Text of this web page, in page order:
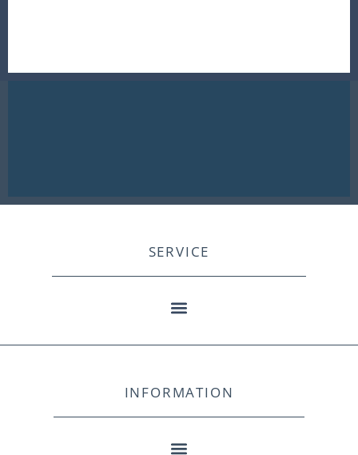
SERVICE
INFORMATION